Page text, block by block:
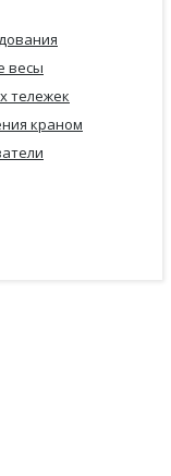
весы
тележек
краном